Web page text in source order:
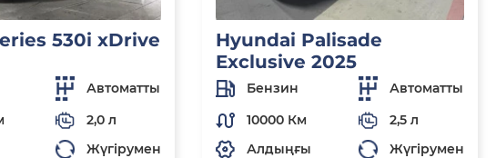
530i xDrive
Автоматты
2,0 л
Жүгірумен
Hyundai Palisade
Exclusive 2025
Бензин
Автоматты
10000 Км
2,5 л
Алдыңғы
Жүгірумен